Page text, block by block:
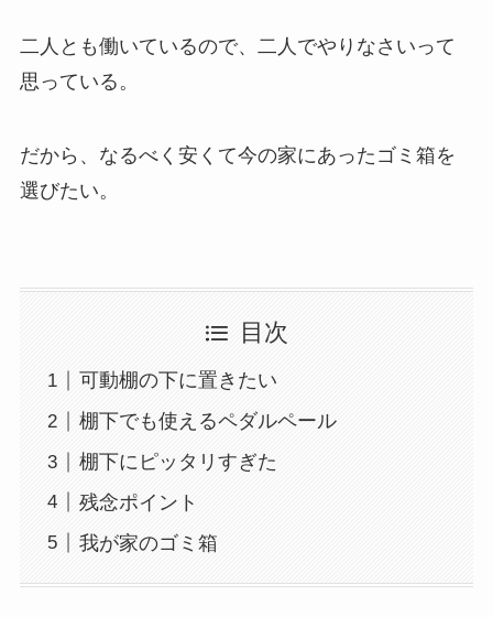
二人とも働いているので、二人でやりなさいって
思っている。
だから、なるべく安くて今の家にあったゴミ箱を
選びたい。
目次
可動棚の下に置きたい
棚下でも使えるペダルペール
棚下にピッタリすぎた
残念ポイント
我が家のゴミ箱